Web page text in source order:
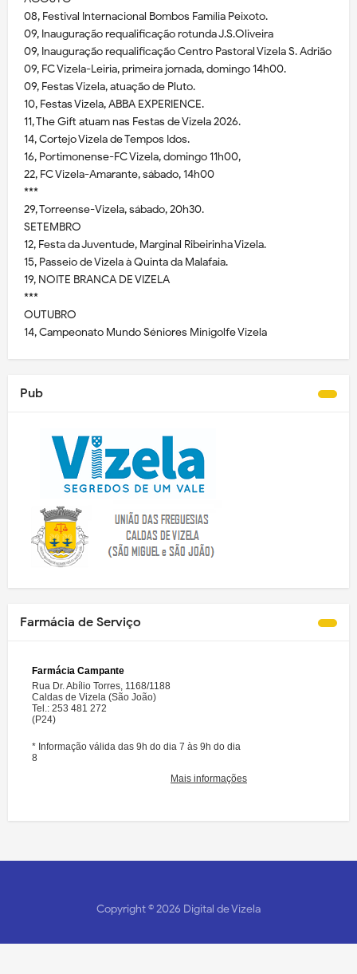
08, Festival Internacional Bombos Família Peixoto.
09, Inauguração requalificação rotunda J.S.Oliveira
09, Inauguração requalificação Centro Pastoral Vizela S. Adrião
09, FC Vizela-Leiria, primeira jornada, domingo 14h00.
09, Festas Vizela, atuação de Pluto.
10, Festas Vizela, ABBA EXPERIENCE.
11, The Gift atuam nas Festas de Vizela 2026.
14, Cortejo Vizela de Tempos Idos.
16, Portimonense-FC Vizela, domingo 11h00,
22, FC Vizela-Amarante, sábado, 14h00
***
29, Torreense-Vizela, sábado, 20h30.
SETEMBRO
12, Festa da Juventude, Marginal Ribeirinha Vizela.
15, Passeio de Vizela à Quinta da Malafaia.
19, NOITE BRANCA DE VIZELA
***
OUTUBRO
14, Campeonato Mundo Séniores Minigolfe Vizela
Pub
Farmácia de Serviço
Copyright ©2026 Digital de Vizela